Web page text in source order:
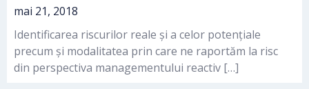
mai 21, 2018
Identificarea riscurilor reale și a celor potențiale
precum și modalitatea prin care ne raportăm la risc
din perspectiva managementului reactiv […]